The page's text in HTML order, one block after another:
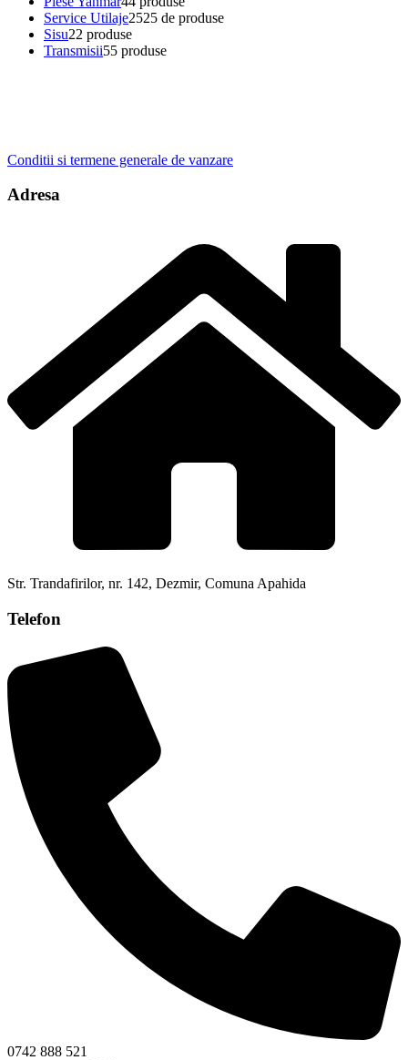
Service Utilaje2525 de produse
Sisu22 produse
Transmisii55 produse
Conditii si termene generale de vanzare
Adresa
Str. Trandafirilor, nr. 142, Dezmir, Comuna Apahida
Telefon
0742 888 521